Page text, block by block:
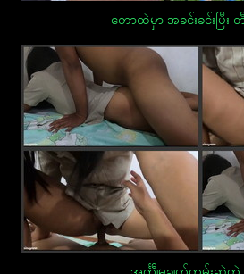
တောထဲမှာ အခင်းခင်းပြီ